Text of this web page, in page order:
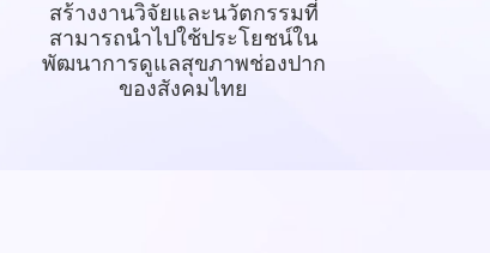
สร้างงานวิจัยและนวัตกรรมที่
สามารถนำไปใช้ประโยชน์ใน
พัฒนาการดูแลสุขภาพช่องปาก
ของสังคมไทย